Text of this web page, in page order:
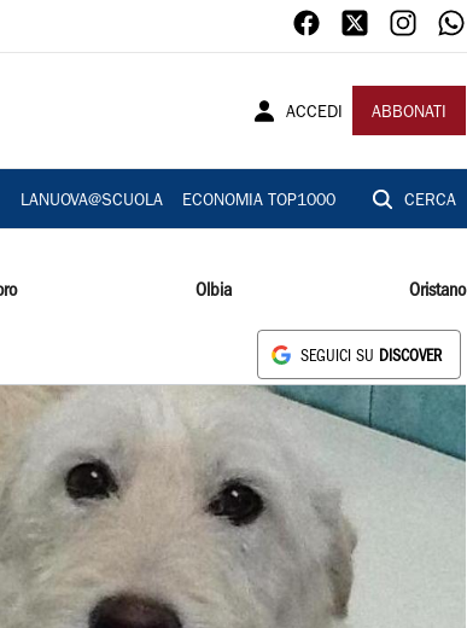
ACCEDI ABBONATI
LANUOVA@SCUOLA ECONOMIA TOP1000 CERCA
Olbia Oristano
SEGUICI SU DISCOVER